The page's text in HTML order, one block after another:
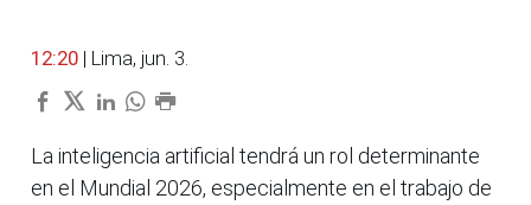
12:20 | Lima, jun. 3.
La inteligencia artificial tendrá un rol determinante
en el Mundial 2026, especialmente en el trabajo de